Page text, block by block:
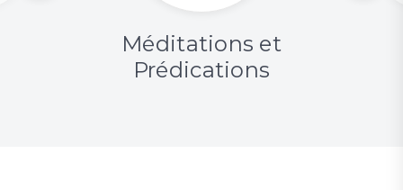
Méditations et
Prédications